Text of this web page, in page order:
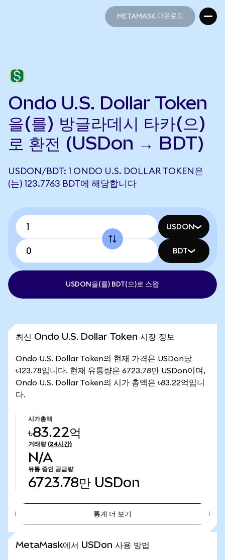
METAMASK 다운로드
Ondo U.S. Dollar Token
을(를) 방글라데시 타카(으)
로 환전 (USDon → BDT)
USDON/BDT: 1 ONDO U.S. DOLLAR TOKEN은
(는) 123.7763 BDT에 해당합니다
USDON
BDT
USDON을(를) BDT(으)로 스왑
최신 Ondo U.S. Dollar Token 시장 정보
Ondo U.S. Dollar Token의 현재 가격은 USDon당
৳123.78입니다. 현재 유통량은 6723.78만 USDon이며,
Ondo U.S. Dollar Token의 시가 총액은 ৳83.22억입니
다.
시가총액
৳83.22억
거래량 (24시간)
N/A
유통 중인 공급량
6723.78만 USDon
통계 더 보기
MetaMask에서 USDon 사용 방법